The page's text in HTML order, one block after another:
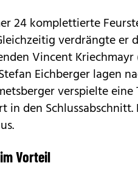
24 komplettierte
verdrängte er
Vincent Kriechmayr
Eichberger lagen
verspielte
in den
Vorteil